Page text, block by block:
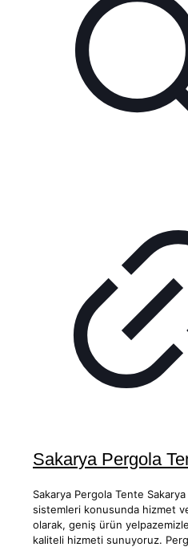
Sakarya Pergola
Sakarya Pergola Tente
sistemleri konusunda hizmet
olarak, geniş ürün
kaliteli hizmeti sunuyoruz.